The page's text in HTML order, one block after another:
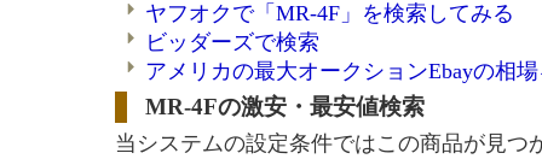
ヤフオクで「MR-4F」を検索してみる
ビッダーズで検索
アメリカの最大オークションEbayの相
MR-4Fの激安・最安値検索
当システムの設定条件ではこの商品が見つ